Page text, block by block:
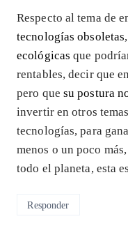
Respecto al tema de
tecnologías obsoletas
ecológicasque
rentables, decir que
pero que su postura
invertir en otros
tecnologías, para
menos o un poco
todo el planeta, esta
Responder